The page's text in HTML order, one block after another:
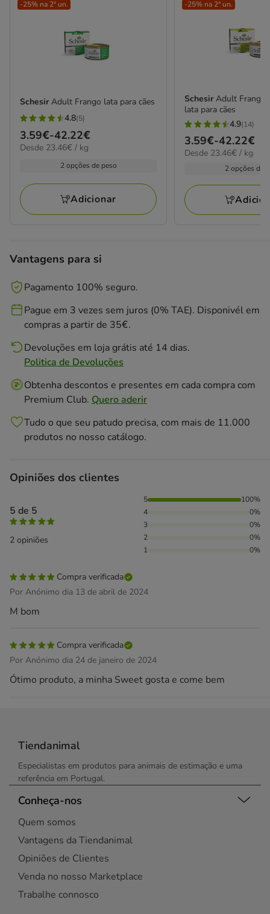
-25% na 2ª un.
SchesirAdult Frango lata para cães
4.8
estrelas
com
avaliações
4.8(5)
Preço
de
42.22€
3.59€-42.22€
23.46€
Desde 23.46€ / kg
2 opções de peso
Adicionar
-25% na 2ª un.
SchesirAdult Frango
lata para cães
4.9
estrelas
com
avaliações
4.9(14)
Preço
de
42.22€
3.59€-42.22€
23.46€
Desde 23.46€ / kg
2 opções de
Vantagens para si
Pagamento 100% seguro.
Pague em 3 vezes sem juros (0% TAE). Disponivél em
compras a partir de 35€.
Devoluções em loja grátis até 14 dias.
Politica de Devoluções
Obtenha descontos e presentes em cada compra com
Premium Club. Quero aderir
Tudo o que seu patudo precisa, com mais de 11.000
produtos no nosso catálogo.
Opiniões dos clientes
5 de 5
2 opiniões
100% das pessoas avaliaram com 5 estrelas,
5
100%
4
0%
3
0%
2
0%
1
0%
Compra verificada
Por Anónimo dia 13 de abril de 2024
M bom
Compra verificada
Por Anónimo dia 24 de janeiro de 2024
Ótimo produto, a minha Sweet gosta e come bem
Tiendanimal
Especialistas em produtos para animais de estimação e uma
referência em Portugal.
Conheça-nos
Quem somos
Vantagens da Tiendanimal
Opiniões de Clientes
Venda no nosso Marketplace
Trabalhe connosco